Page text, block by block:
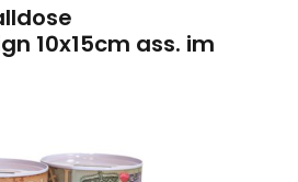
10x15cm ass. im